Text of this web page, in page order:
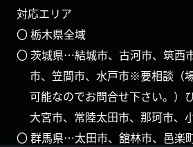
対応エリア
〇 栃木県全域
〇 茨城県…結城市、古河市、筑西
市、笠間市、水戸市※要相談（
可能なのでお問合せ下さい。）
大宮市、常陸太田市、那珂市、
〇 群馬県…太田市、舘林市、邑楽